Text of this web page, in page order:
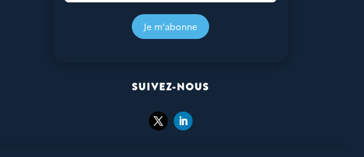
Je m'abonne
SUIVEZ-NOUS